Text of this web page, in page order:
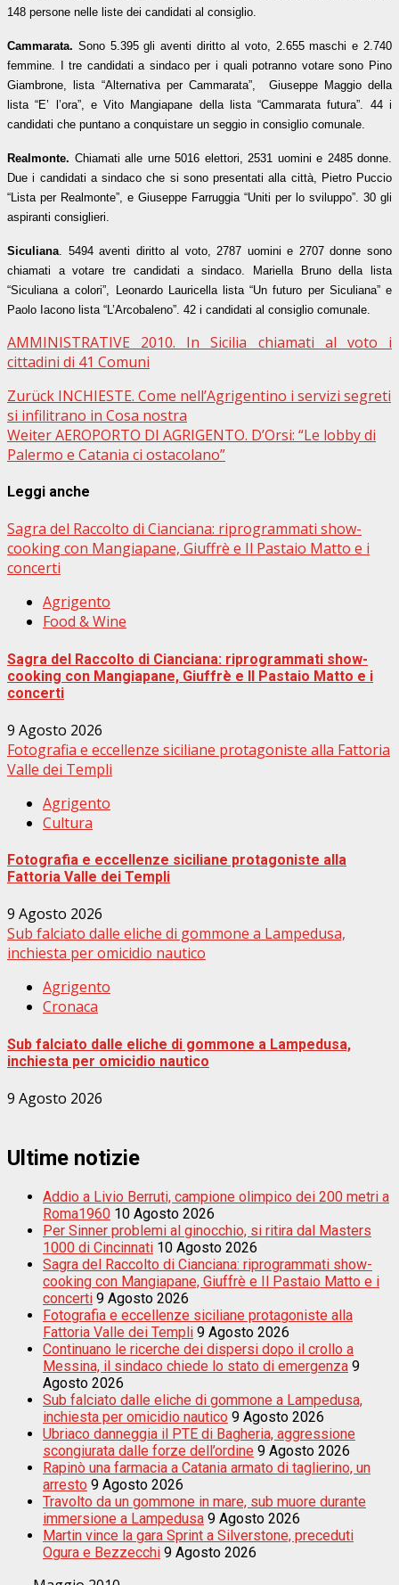
148 persone nelle liste dei candidati al consiglio.
Cammarata. Sono 5.395 gli aventi diritto al voto, 2.655 maschi e 2.740
femmine. I tre candidati a sindaco per i quali potranno votare sono Pino
Giambrone, lista “Alternativa per Cammarata”, Giuseppe Maggio della
lista “E’ l’ora”, e Vito Mangiapane della lista “Cammarata futura”. 44 i
candidati che puntano a conquistare un seggio in consiglio comunale.
Realmonte. Chiamati alle urne 5016 elettori, 2531 uomini e 2485 donne.
Due i candidati a sindaco che si sono presentati alla città, Pietro Puccio
“Lista per Realmonte”, e Giuseppe Farruggia “Uniti per lo sviluppo”. 30 gli
aspiranti consiglieri.
Siculiana . 5494 aventi diritto al voto, 2787 uomini e 2707 donne sono
chiamati a votare tre candidati a sindaco. Mariella Bruno della lista
“Siculiana a colori”, Leonardo Lauricella lista “Un futuro per Siculiana” e
Paolo Iacono lista “L’Arcobaleno”. 42 i candidati al consiglio comunale.
AMMINISTRATIVE 2010. In Sicilia chiamati al voto i
cittadini di 41 Comuni
Beitragsnavigation
Zurück INCHIESTE. Come nell’Agrigentino i servizi segreti
si infilitrano in Cosa nostra
WeiterAEROPORTO DI AGRIGENTO. D’Orsi: “Le lobby di
Palermo e Catania ci ostacolano”
Leggi anche
Sagra del Raccolto di Cianciana: riprogrammati show-
cooking con Mangiapane, Giuffrè e Il Pastaio Matto e i
concerti
Agrigento
Food & Wine
Sagra del Raccolto di Cianciana: riprogrammati show-
cooking con Mangiapane, Giuffrè e Il Pastaio Matto e i
concerti
9 Agosto 2026
Fotografia e eccellenze siciliane protagoniste alla Fattoria
Valle dei Templi
Agrigento
Cultura
Fotografia e eccellenze siciliane protagoniste alla
Fattoria Valle dei Templi
9 Agosto 2026
Sub falciato dalle eliche di gommone a Lampedusa,
inchiesta per omicidio nautico
Agrigento
Cronaca
Sub falciato dalle eliche di gommone a Lampedusa,
inchiesta per omicidio nautico
9 Agosto 2026
Ultime notizie
Addio a Livio Berruti, campione olimpico dei 200 metri a
Roma1960 10 Agosto 2026
Per Sinner problemi al ginocchio, si ritira dal Masters
1000 di Cincinnati 10 Agosto 2026
Sagra del Raccolto di Cianciana: riprogrammati show-
cooking con Mangiapane, Giuffrè e Il Pastaio Matto e i
concerti 9 Agosto 2026
Fotografia e eccellenze siciliane protagoniste alla
Fattoria Valle dei Templi 9 Agosto 2026
Continuano le ricerche dei dispersi dopo il crollo a
Messina, il sindaco chiede lo stato di emergenza 9
Agosto 2026
Sub falciato dalle eliche di gommone a Lampedusa,
inchiesta per omicidio nautico 9 Agosto 2026
Ubriaco danneggia il PTE di Bagheria, aggressione
scongiurata dalle forze dell’ordine 9 Agosto 2026
Rapinò una farmacia a Catania armato di taglierino, un
arresto 9 Agosto 2026
Travolto da un gommone in mare, sub muore durante
immersione a Lampedusa 9 Agosto 2026
Martin vince la gara Sprint a Silverstone, preceduti
Ogura e Bezzecchi 9 Agosto 2026